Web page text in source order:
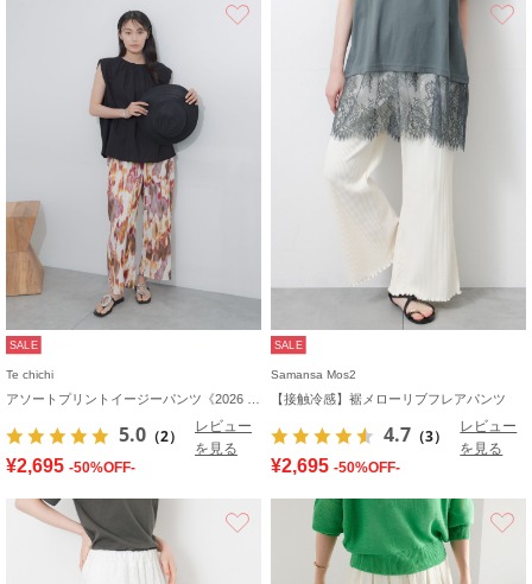
SALE
Te chichi
5.0 （2）
レビュー
を見る
¥2,695 -50%OFF-
SALE
Samansa Mos2
【接触冷感】裾メローリブフレアパンツ
4.7 （3）
レビュー
を見る
¥2,695 -50%OFF-
お気に入り